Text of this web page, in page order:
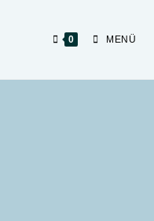
0 MENÜ